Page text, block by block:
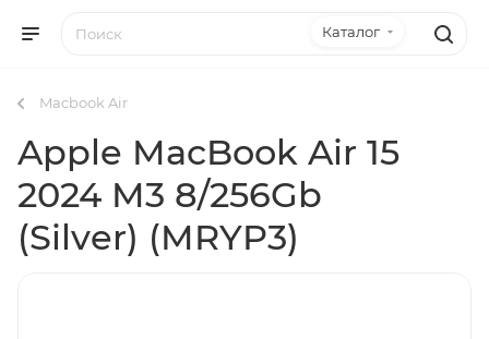
Каталог
Macbook Air
Apple MacBook Air 15
2024 M3 8/256Gb
(Silver) (MRYP3)